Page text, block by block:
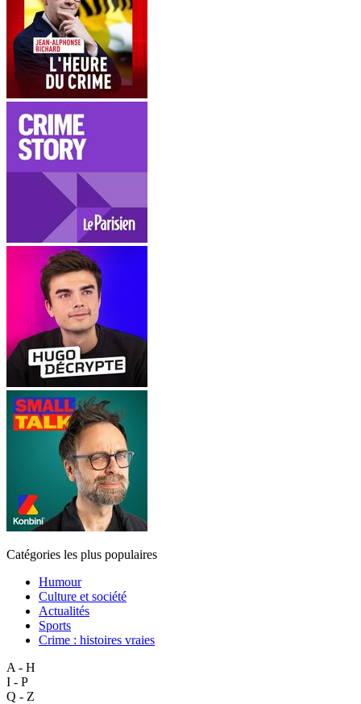
Catégories les plus populaires
Humour
Culture et société
Actualités
Sports
Crime : histoires vraies
A - H
I - P
Q - Z